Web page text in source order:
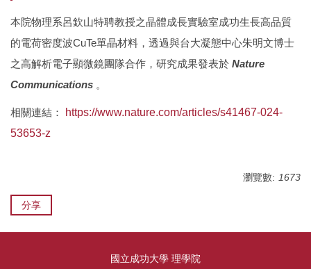
系所介紹
院級中心
表單與規章
理學院教室借用
榮譽獎項
新聞報導
影音專區
升等專區
國際化
特色課程
活動花絮
理學院研究日
本院物理系呂欽山特聘教授之晶體成長實驗室成功生長高品質
的電荷密度波CuTe單晶材料，透過與台大凝態中心朱明文博士
之高解析電子顯微鏡團隊合作，研究成果發表於 Nature
Communications 。
相關連結：
https://www.nature.com/articles/s41467-024-
53653-z
瀏覽數: 1673
分享
國立成功大學 理學院